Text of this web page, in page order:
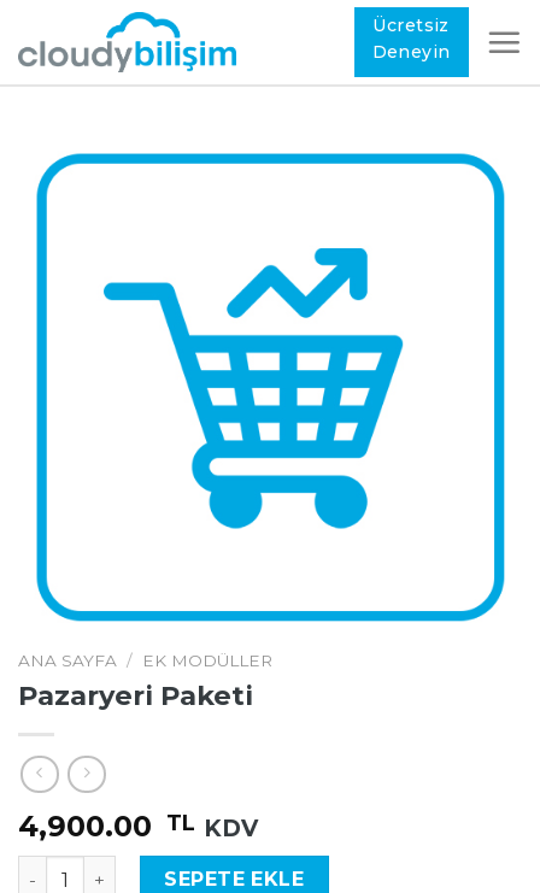
Ücretsiz
Deneyin
ANA SAYFA / EK MODÜLLER
Pazaryeri Paketi
4,900.00 TL KDV
Pazaryeri Paketi adetSEPETE EKLE